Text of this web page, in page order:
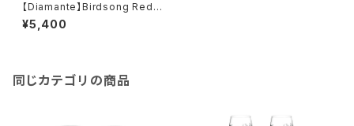
【Diamante】Birdsong Red
Wine Pair S/2 【ディアマンテ】
バードソング ワイングラス 赤
¥5,400
同じカテゴリの商品